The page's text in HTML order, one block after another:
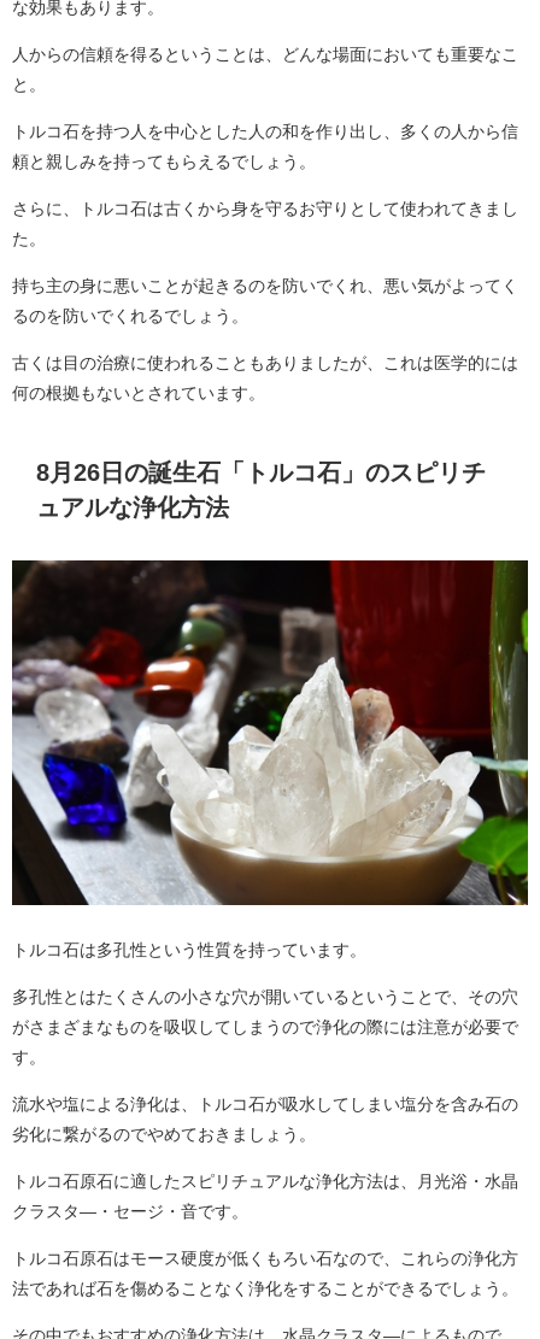
な効果もあります。
人からの信頼を得るということは、どんな場面においても重要なこ
と。
トルコ石を持つ人を中心とした人の和を作り出し、多くの人から信
頼と親しみを持ってもらえるでしょう。
さらに、トルコ石は古くから身を守るお守りとして使われてきまし
た。
持ち主の身に悪いことが起きるのを防いでくれ、悪い気がよってく
るのを防いでくれるでしょう。
古くは目の治療に使われることもありましたが、これは医学的には
何の根拠もないとされています。
8月26日の誕生石「トルコ石」のスピリチ
ュアルな浄化方法
トルコ石は多孔性という性質を持っています。
多孔性とはたくさんの小さな穴が開いているということで、その穴
がさまざまなものを吸収してしまうので浄化の際には注意が必要で
す。
流水や塩による浄化は、トルコ石が吸水してしまい塩分を含み石の
劣化に繋がるのでやめておきましょう。
トルコ石原石に適したスピリチュアルな浄化方法は、月光浴・水晶
クラスタ―・セージ・音です。
トルコ石原石はモース硬度が低くもろい石なので、これらの浄化方
法であれば石を傷めることなく浄化をすることができるでしょう。